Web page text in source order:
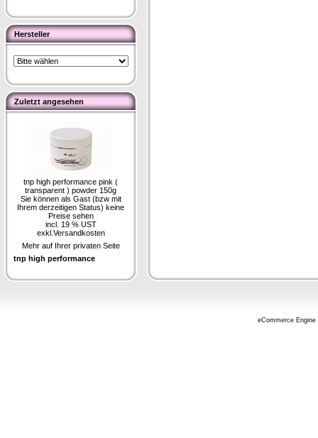
Hersteller
Zuletzt angesehen
tnp high performance pink (
transparent ) powder 150g
Sie können als Gast (bzw mit
Ihrem derzeitigen Status) keine
Preise sehen
incl. 19 % UST
exkl. Versandkosten
Mehr auf Ihrer privaten Seite
tnp high performance
eCommerce